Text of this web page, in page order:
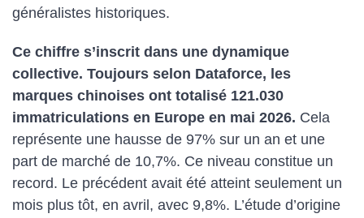
généralistes historiques.
Ce chiffre s’inscrit dans une dynamique
collective. Toujours selon Dataforce, les
marques chinoises ont totalisé 121.030
immatriculations en Europe en mai 2026. Cela
représente une hausse de 97% sur un an et une
part de marché de 10,7%. Ce niveau constitue un
record. Le précédent avait été atteint seulement un
mois plus tôt, en avril, avec 9,8%. L’étude d’origine